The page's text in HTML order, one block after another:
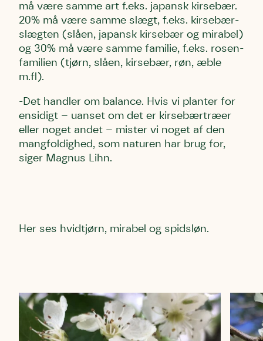
må være samme art f.eks. japansk kirsebær.
20% må være samme slægt, f.eks. kirsebær-
slægten (slåen, japansk kirsebær og mirabel)
og 30% må være samme familie, f.eks. rosen-
familien (tjørn, slåen, kirsebær, røn, æble
m.fl).
-Det handler om balance. Hvis vi planter for
ensidigt – uanset om det er kirsebærtræer
eller noget andet – mister vi noget af den
mangfoldighed, som naturen har brug for,
siger Magnus Lihn.
Her ses hvidtjørn, mirabel og spidsløn.